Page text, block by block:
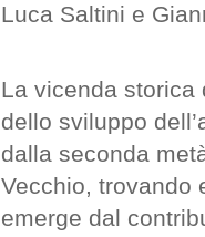
Luca Saltini e
La vicenda storica
dello sviluppo
dalla seconda
Vecchio, trovando
emerge dal